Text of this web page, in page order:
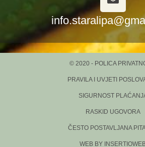
© 2020 - POLICA
PRAVILA I UVJETI
SIGURNOST
RASKID UGOVORA
ČESTO POSTAVLJANA
WEB BY